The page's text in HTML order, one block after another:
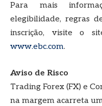
Para mais
elegibilidade, regras
inscrição, visite o
www.ebc.com.
Aviso de Risco
Trading Forex (FX) e
na margem acarreta